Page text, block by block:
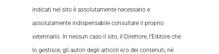
indicati nel sito è assolutamente necessario e
assolutamente indispensabile consultare il proprio
veterinario. In nessun caso il sito, il Direttore, l’Editore che
lo gestisce, gli autori degli articoli e/o dei contenuti, né